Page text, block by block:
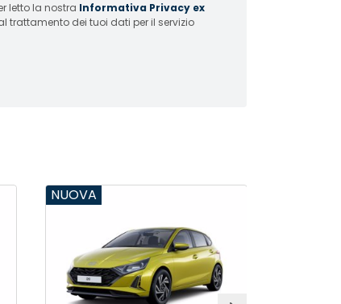
letto la nostra Informativa Privacy ex
trattamento dei tuoi dati per il servizio
NUOVA